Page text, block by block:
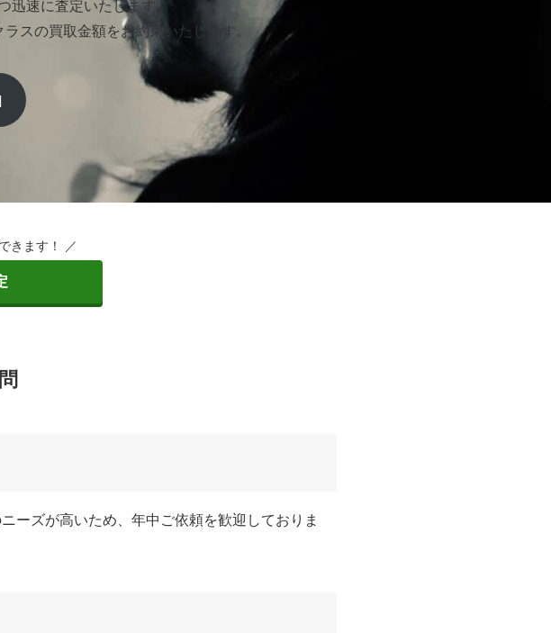
迅速に査定いたします。
スの買取金額をお約束いたします。
きます！ ／
ーズが高いため、年中ご依頼を歓迎しておりま